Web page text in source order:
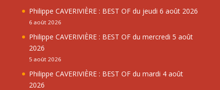
Philippe CAVERIVIÈRE : BEST OF du jeudi 6 août 2026
6 août 2026
Philippe CAVERIVIÈRE : BEST OF du mercredi 5 août
2026
5 août 2026
Philippe CAVERIVIÈRE : BEST OF du mardi 4 août
2026